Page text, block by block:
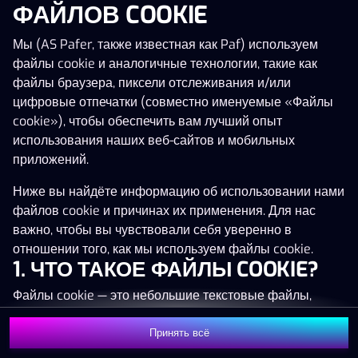
Нажми в любое место!
MEGA 1 361 761 €
MAJOR 11 141 €Присоединиться
ФАЙЛОВ COOKIE
Мы (AS Pafer, также известная как Paf) используем
файлы cookie и аналогичные технологии, такие как
файлы браузера, пиксели отслеживания и/или
цифровые отпечатки (совместно именуемые «Файлы
cookie»), чтобы обеспечить вам лучший опыт
использования наших веб-сайтов и мобильных
приложений.
Ниже вы найдёте информацию об использовании нами
файлов cookie и причинах их применения. Для нас
важно, чтобы вы чувствовали себя уверенно в
отношении того, как мы используем файлы cookie.
1. ЧТО ТАКОЕ ФАЙЛЫ COOKIE?
Файлы cookie — это небольшие текстовые файлы,
которые сохраняются на вашем устройстве (например,
на компьютере, мобильном телефоне или планшете)
при посещении наших веб-сайтов. Размещение
Принять всё